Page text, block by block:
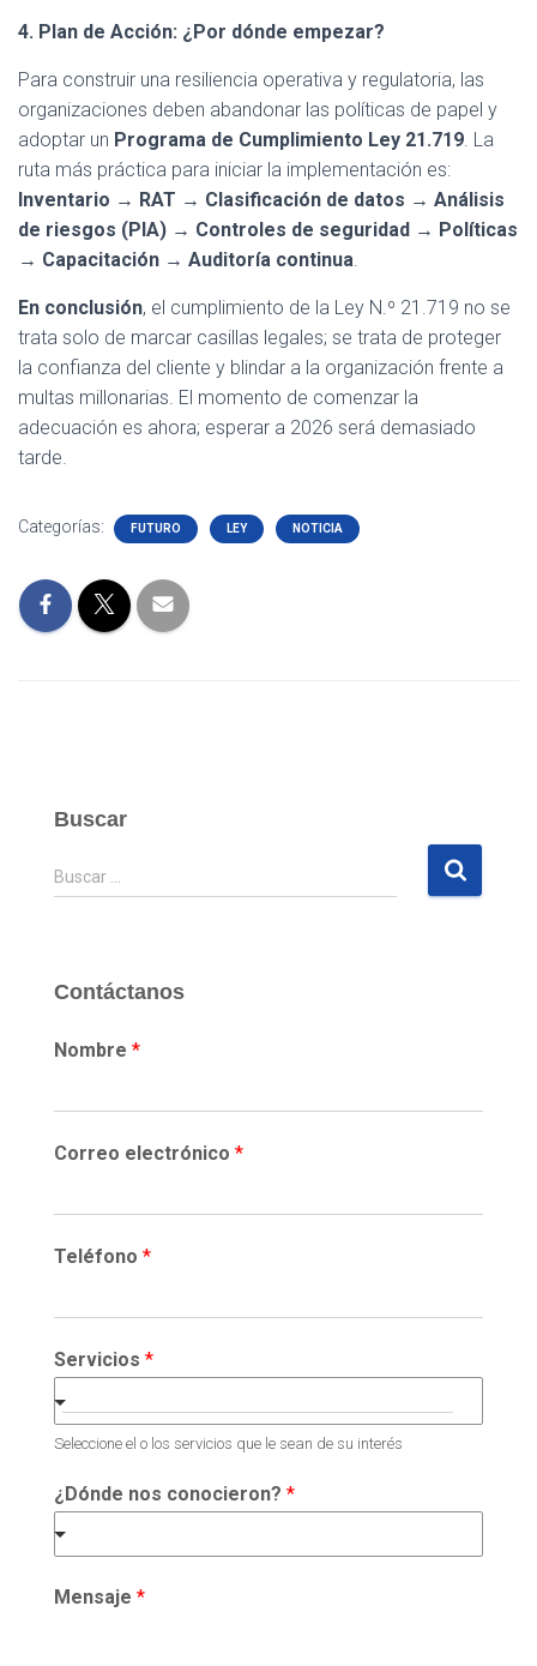
4. Plan de Acción: ¿Por dónde empezar?
Para construir una resiliencia operativa y regulatoria, las
organizaciones deben abandonar las políticas de papel y
adoptar un Programa de Cumplimiento Ley 21.719. La
ruta más práctica para iniciar la implementación es:
Inventario → RAT → Clasificación de datos → Análisis
de riesgos (PIA) → Controles de seguridad → Políticas
→ Capacitación → Auditoría continua.
En conclusión, el cumplimiento de la Ley N.º 21.719 no se
trata solo de marcar casillas legales; se trata de proteger
la confianza del cliente y blindar a la organización frente a
multas millonarias. El momento de comenzar la
adecuación es ahora; esperar a 2026 será demasiado
tarde.
Categorías: FUTURO LEY NOTICIA
Buscar
B
u
r
Buscar …
Contáctanos
Nombre *
Correo electrónico *
Teléfono *
Servicios *
Seleccione el o los servicios que le sean de su interés
¿Dónde nos conocieron? *
Mensaje *